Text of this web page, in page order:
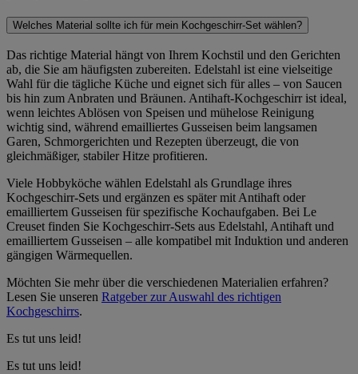
Welches Material sollte ich für mein Kochgeschirr-Set wählen?
Das richtige Material hängt von Ihrem Kochstil und den Gerichten
ab, die Sie am häufigsten zubereiten. Edelstahl ist eine vielseitige
Wahl für die tägliche Küche und eignet sich für alles – von Saucen
bis hin zum Anbraten und Bräunen. Antihaft-Kochgeschirr ist ideal,
wenn leichtes Ablösen von Speisen und mühelose Reinigung
wichtig sind, während emailliertes Gusseisen beim langsamen
Garen, Schmorgerichten und Rezepten überzeugt, die von
gleichmäßiger, stabiler Hitze profitieren.
Viele Hobbyköche wählen Edelstahl als Grundlage ihres
Kochgeschirr-Sets und ergänzen es später mit Antihaft oder
emailliertem Gusseisen für spezifische Kochaufgaben. Bei Le
Creuset finden Sie Kochgeschirr-Sets aus Edelstahl, Antihaft und
emailliertem Gusseisen – alle kompatibel mit Induktion und anderen
gängigen Wärmequellen.
Möchten Sie mehr über die verschiedenen Materialien erfahren?
Lesen Sie unseren Ratgeber zur Auswahl des richtigen
Kochgeschirrs.
Es tut uns leid!
Es tut uns leid!